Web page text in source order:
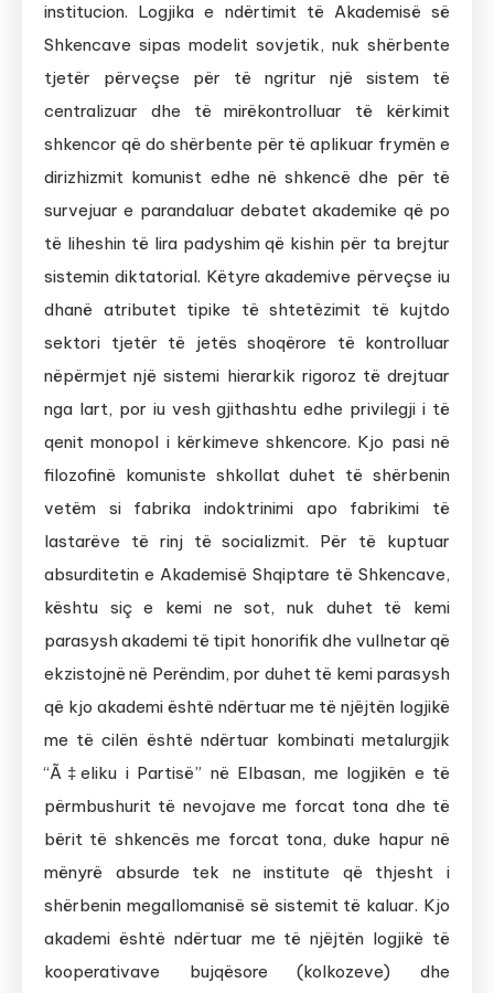
institucion. Logjika e ndërtimit të Akademisë së
Shkencave sipas modelit sovjetik, nuk shërbente
tjetër përveçse për të ngritur një sistem të
centralizuar dhe të mirëkontrolluar të kërkimit
shkencor që do shërbente për të aplikuar frymën e
dirizhizmit komunist edhe në shkencë dhe për të
survejuar e parandaluar debatet akademike që po
të liheshin të lira padyshim që kishin për ta brejtur
sistemin diktatorial. Këtyre akademive përveçse iu
dhanë atributet tipike të shtetëzimit të kujtdo
sektori tjetër të jetës shoqërore të kontrolluar
nëpërmjet një sistemi hierarkik rigoroz të drejtuar
nga lart, por iu vesh gjithashtu edhe privilegji i të
qenit monopol i kërkimeve shkencore. Kjo pasi në
filozofinë komuniste shkollat duhet të shërbenin
vetëm si fabrika indoktrinimi apo fabrikimi të
lastarëve të rinj të socializmit. Për të kuptuar
absurditetin e Akademisë Shqiptare të Shkencave,
kështu siç e kemi ne sot, nuk duhet të kemi
parasysh akademi të tipit honorifik dhe vullnetar që
ekzistojnë në Perëndim, por duhet të kemi parasysh
që kjo akademi është ndërtuar me të njëjtën logjikë
me të cilën është ndërtuar kombinati metalurgjik
“Ã‡eliku i Partisë” në Elbasan, me logjikën e të
përmbushurit të nevojave me forcat tona dhe të
bërit të shkencës me forcat tona, duke hapur në
mënyrë absurde tek ne institute që thjesht i
shërbenin megallomanisë së sistemit të kaluar. Kjo
akademi është ndërtuar me të njëjtën logjikë të
kooperativave bujqësore (kolkozeve) dhe